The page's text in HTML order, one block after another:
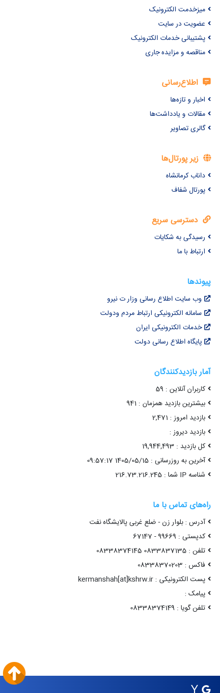
میزخدمت الکترونیک
عضویت در سایت
پشتیبانی خدمات الکترونیک
مناقصه و مزایده جاری
اطلاع‌رسانی
اخبار و تازه‌ها
مقالات و یادداشت‌ها
گالری تصاویر
زیر پورتال‌ها
داناب کرمانشاه
پورتال شفاف
دسترسی سریع
رسیدگی به شکایات
ارتباط با ما
پیوندها
وب سایت اطلاع رسانی وزار ت نیرو
سامانه الکترونیکی ارتباط مردم ودولت
خدمات الکترونیکی ایران
پایگاه اطلاع رسانی دولت
آمار بازدیدکنندگان
کاربران آنلاین : 59
بیشترین بازدید همزمان : 941
بازدید امروز : 2,471
بازدید دیروز :
کل بازدید : 19,944,493
آخرین به روزرسانی : 1405/05/15 09:57:17
شناسه IP شما : 216.73.216.245
راه‌های تماس با ما
آدرس : بلوار زن - ضلع غربی پالایشگاه نفت
کدپستی : 99669 - 67147
تلفن : 0833837135 08338374145
فاکس : 08338370203
پست الکترونیکی : kermanshah[at]kshrw.ir
پیامک :
تلفن گویا : 08338374149